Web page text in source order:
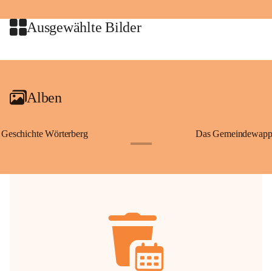
🔏 Zum Schutz unseres Gemeindearchivs danken wir allen Bürgerinnen
Erinnerungen, die dazu beitragen, die Geschichte unserer Heimat
Ausgewählte Bilder
+2
Alben
Geschichte Wörterberg Das